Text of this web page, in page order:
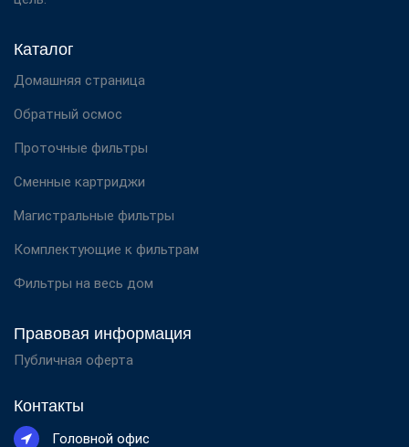
Каталог
Домашняя страница
Обратный осмос
Проточные фильтры
Сменные картриджи
Магистральные фильтры
Комплектующие к фильтрам
Фильтры на весь дом
Правовая информация
Публичная оферта
Контакты
Головной офис